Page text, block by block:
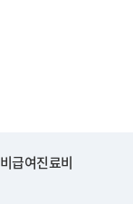
비급여진료비